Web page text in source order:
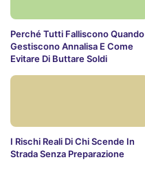
Perché Tutti Falliscono Quando
Gestiscono Annalisa E Come
Evitare Di Buttare Soldi
I Rischi Reali Di Chi Scende In
Strada Senza Preparazione